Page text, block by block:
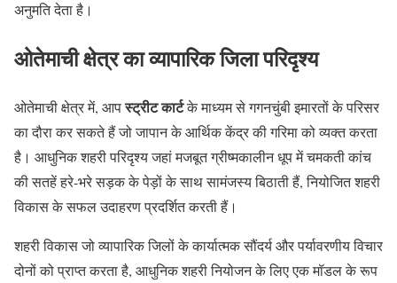
अनुमति देता है।
ओतेमाची क्षेत्र का व्यापारिक जिला परिदृश्य
ओतेमाची क्षेत्र में, आपस्ट्रीट कार्टके माध्यम से गगनचुंबी इमारतों के परिसर
का दौरा कर सकते हैं जो जापान के आर्थिक केंद्र की गरिमा को व्यक्त करता
है। आधुनिक शहरी परिदृश्य जहां मजबूत ग्रीष्मकालीन धूप में चमकती कांच
की सतहें हरे-भरे सड़क के पेड़ों के साथ सामंजस्य बिठाती हैं, नियोजित शहरी
विकास के सफल उदाहरण प्रदर्शित करती हैं।
शहरी विकास जो व्यापारिक जिलों के कार्यात्मक सौंदर्य और पर्यावरणीय विचार
दोनों को प्राप्त करता है, आधुनिक शहरी नियोजन के लिए एक मॉडल के रूप